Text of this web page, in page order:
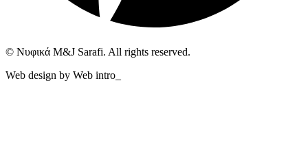
© Νυφικά M&J Sarafi. All rights reserved.
Web design by Web intro_